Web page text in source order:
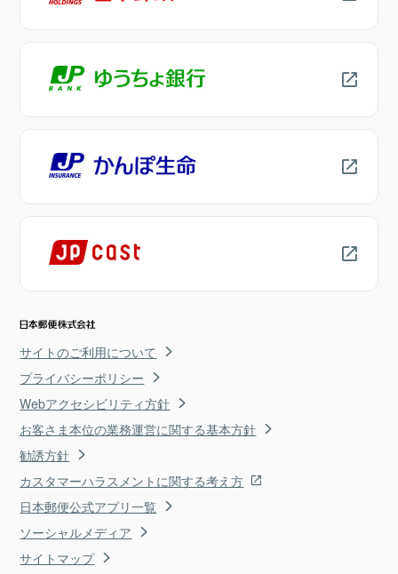
サイトのご利用について
プライバシーポリシー
Webアクセシビリティ方針
お客さま本位の業務運営に関する基本方針
勧誘方針
カスタマーハラスメントに関する考え方
日本郵便公式アプリ一覧
ソーシャルメディア
サイトマップ